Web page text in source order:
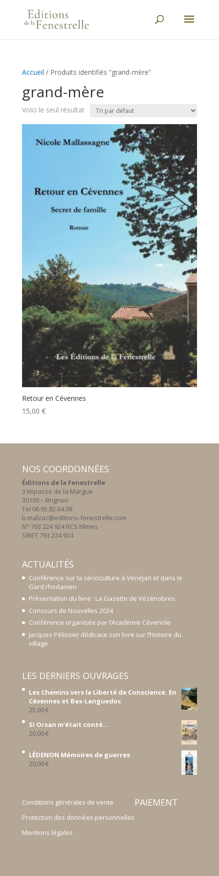
Accueil / Produits identifiés “grand-mère”
grand-mère
Voici le seul résultat
Retour en Cévennes
15,00 €
NOS COORDONNÉES
Éditions de la Fenestrelle
3 Impasse de la Margue
30190 – Brignon
Tel 06.95.82.64.98
b.malzac@editions-fenestrelle.com
N° 793 224 924 RCS Nîmes
SIRET 793 224 924
ACTUALITÉS
Conférence sur la sériciculture à Vénéjan et dans le
Gard rhodanien
Présentation du livre : La Gazette de Vézénobres
Concours de Nouvelles 2024
Conférence organisée par l’Académie Cévenole
Jacques Pélissier dédicace son livre sur l’histoire du
village
LES DERNIERS OUVRAGES
Les Chemins vers la Liberté de Conscience. En
Cévennes et Bas-Languedoc
25,00€
Si Orsan m’était conté...
20,00€
LÉDENON Mémoires de guerres
20,00€
Conditions générales de vente
Protection des données personnelles
Mentions légales
PAIEMENT